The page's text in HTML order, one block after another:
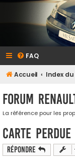
FAQ
Accueil Index
Forum
La référence pour les
Carte perdue
Répondre